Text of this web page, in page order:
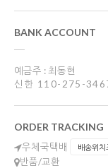
BANK ACCOUNT
예금주 : 최동현
신한 110-275-
ORDER TRACKING
우체국택배 배송위치
반품/교환